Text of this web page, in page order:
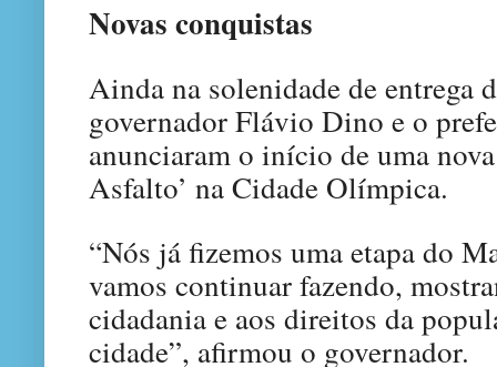
Novas conquistas
Ainda na solenidade de entrega
governador Flávio Dino e o
anunciaram o início de uma
Asfalto’ na Cidade Olímpica.
“Nós já fizemos uma etapa do
vamos continuar fazendo,
cidadania e aos direitos da
cidade”, afirmou o governador.